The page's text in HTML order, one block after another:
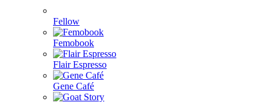
Fellow
Femobook
Flair Espresso
Gene Café